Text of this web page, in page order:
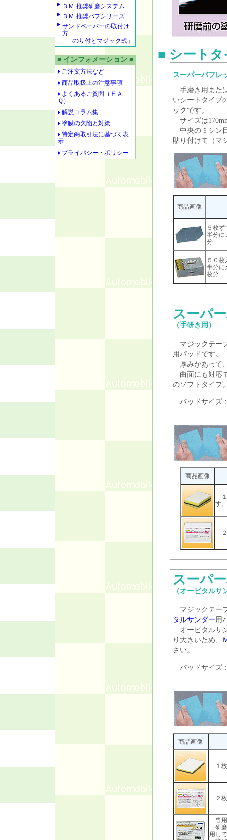
３Ｍ 推奨研磨システム
３Ｍ 推奨バフシリーズ
サンドペーパーの取付け
方
「のり付とマジック式」
■ インフォメーション ■
ご注文方法など
商品取扱上の注意事項
よくあるご質問（ＦＡ
Ｑ）
解説コラム集
塗膜の欠陥と対策
特定商取引法に基づく表
示
プライバシー・ポリシー
■ シートタ
スーパーバフレ
手磨き用また
いシートタイプ
ックです。
サイズは
中央のミシン
貼り付けて（マ
商品画像
５枚
半分に
分
５０
半分に
枚分
スーパ
（手研き用）
マジックテー
用パッドです。
厚みがあって
曲面にも対応
のソフトタイプ
パッドサイズ
商品画像
１
す。
２
スーパ
（オービタルサ
マジックテー
タルサンダー用
オービタルサ
り大きいため、
さい。
パッドサイズ
商品画像
１枚
２枚
専用
研磨
用し